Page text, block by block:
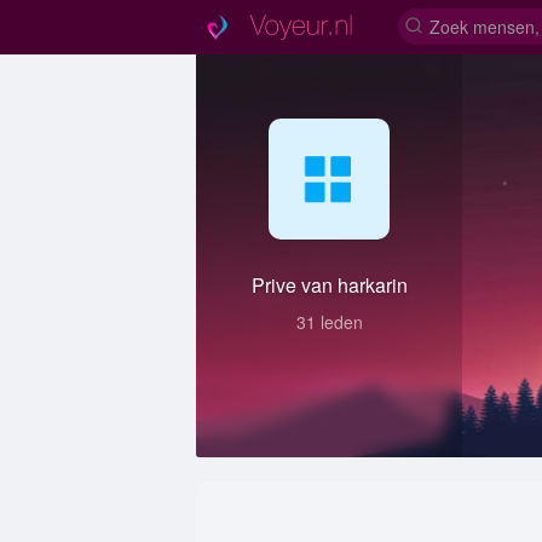
Prive van harkarin
31 leden